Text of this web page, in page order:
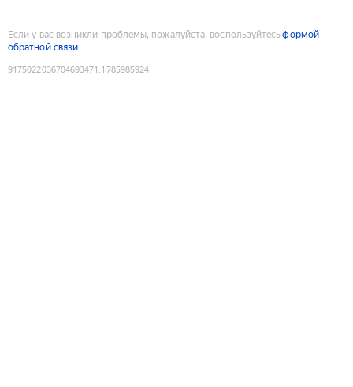
Если у вас возникли проблемы, пожалуйста, воспользуйтесьформой
обратной связи
9175022036704693471 :1785985924